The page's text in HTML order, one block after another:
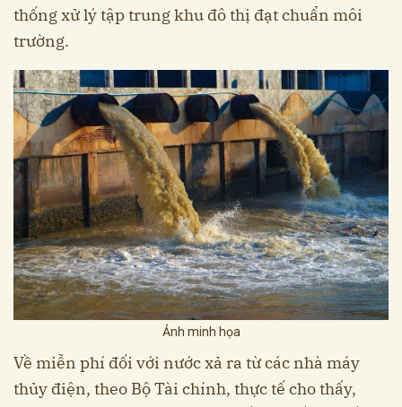
thống xử lý tập trung khu đô thị đạt chuẩn môi
trường.
Ảnh minh họa
Về miễn phí đối với nước xả ra từ các nhà máy
thủy điện, theo Bộ Tài chính, thực tế cho thấy,